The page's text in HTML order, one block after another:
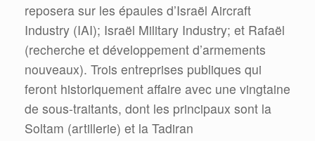
reposera sur les épaules d’Israël Aircraft
Industry (IAI); Israël Military Industry; et Rafaël
(recherche et développement d’armements
nouveaux). Trois entreprises publiques qui
feront historiquement affaire avec une vingtaine
de sous-traitants, dont les principaux sont la
Soltam (artillerie) et la Tadiran